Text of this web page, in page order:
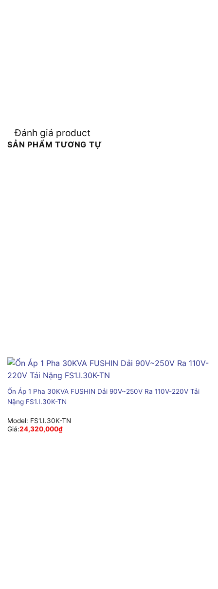
Đánh giá product
SẢN PHẨM TƯƠNG TỰ
Ổn Áp 1 Pha 30KVA FUSHIN Dải 90V~250V Ra 110V-220V Tải
Nặng FS1.I.30K-TN
Model: FS1.I.30K-TN
Giá:24,320,000₫